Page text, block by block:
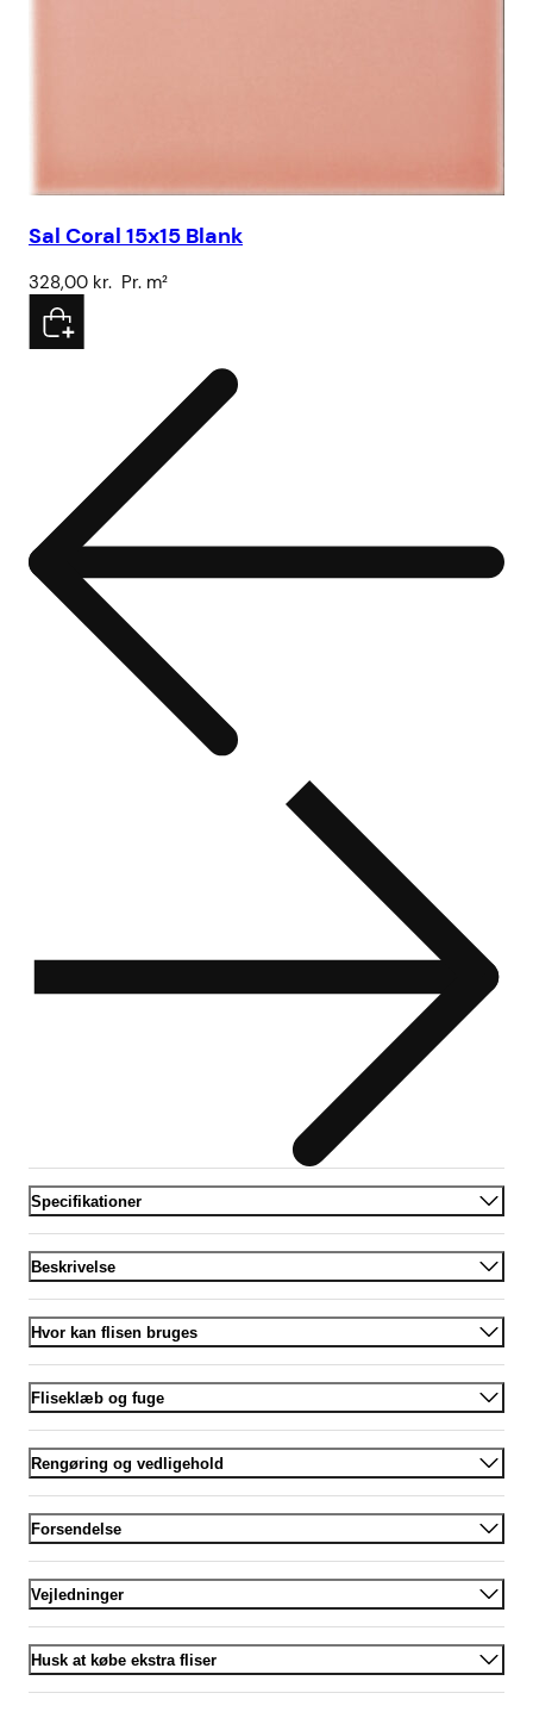
Sal Coral 15x15 Blank
328,00 kr. Pr. m²
Specifikationer
Beskrivelse
Hvor kan flisen bruges
Fliseklæb og fuge
Rengøring og vedligehold
Forsendelse
Vejledninger
Husk at købe ekstra fliser